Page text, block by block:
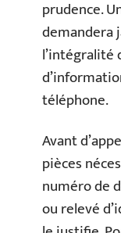
prudence.
demandera
l’intégralité
téléphone.
Avant
pièces
numéro de
ou relevé